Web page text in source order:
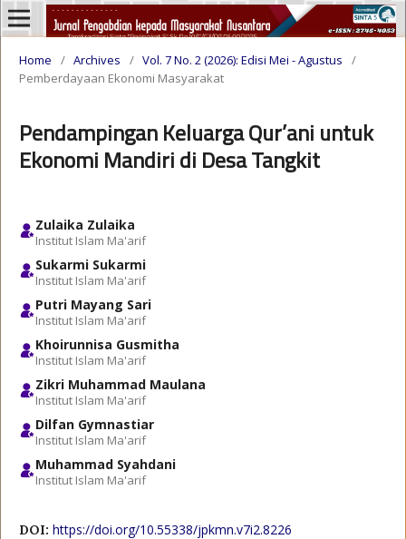
Home / Archives / Vol. 7 No. 2 (2026): Edisi Mei - Agustus
/
Pemberdayaan Ekonomi Masyarakat
Pendampingan Keluarga Qur’ani untuk
Ekonomi Mandiri di Desa Tangkit
Zulaika Zulaika
Institut Islam Ma'arif
Sukarmi Sukarmi
Institut Islam Ma'arif
Putri Mayang Sari
Institut Islam Ma'arif
Khoirunnisa Gusmitha
Institut Islam Ma'arif
Zikri Muhammad Maulana
Institut Islam Ma'arif
Dilfan Gymnastiar
Institut Islam Ma'arif
Muhammad Syahdani
Institut Islam Ma'arif
DOI: https://doi.org/10.55338/jpkmn.v7i2.8226